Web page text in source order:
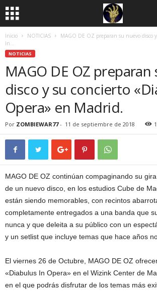
Inicio NOTICIAS
MAGO DE OZ preparan su nuevo disco
In...
NOTICIAS
MAGO DE OZ preparan
disco y su concierto
Opera» en Madrid.
Por ZOMBIEWAR77- 11 de septiembre de 2018
MAGO DE OZ continúan compaginando su
de un nuevo disco, en los estudios Cube de
están siendo memorables, con recintos
completamente entregados a una banda que
nunca y que deleita a su público con un
y un setlist que incluye temas que hace años
El viernes 26 de Octubre, MAGO DE OZ
«Diabulus In Opera» en el Wizink Center de
en el que podrás disfrutar de los temas más